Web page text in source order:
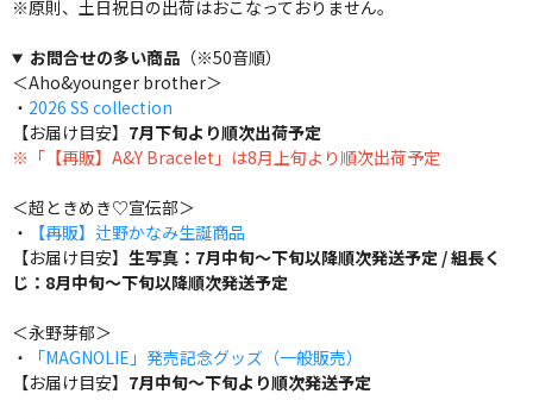
※原則、土日祝日の出荷はおこなっておりません。
お問合せの多い商品（※50音順）
＜Aho&younger brother＞
・ 2026 SS collection
【お届け目安】 7月下旬より順次出荷予定
※「【再販】A&Y Bracelet」は8月上旬より順次出荷予定
＜超ときめき♡宣伝部＞
・
【再販】辻野かなみ生誕商品
【お届け目安】 生写真：7月中旬～下旬以降順次発送予定 / 組長く
じ：8月中旬～下旬以降順次発送予定
＜永野芽郁＞
・
「MAGNOLIE」発売記念グッズ（一般販売）
【お届け目安】 7月中旬～下旬より順次発送予定